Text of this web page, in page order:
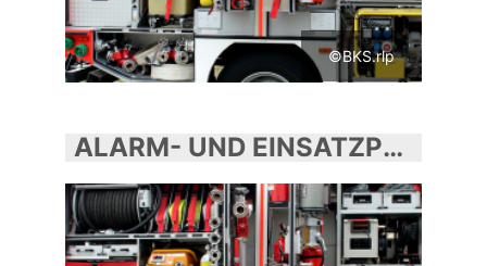
©BKS.rlp
ALARM- UND EINSATZPLANUNG